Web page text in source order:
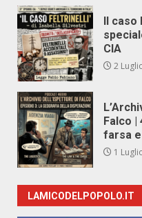
Il caso
CIA
2
Falco |
farsa
1
LAMICODELPOPOLO.IT